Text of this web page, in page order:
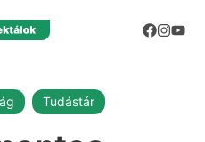
Tudástár